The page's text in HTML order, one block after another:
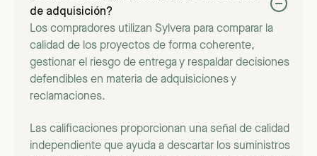
de adquisición?
Los compradores utilizan Sylvera para comparar la
calidad de los proyectos de forma coherente,
gestionar el riesgo de entrega y respaldar decisiones
defendibles en materia de adquisiciones y
reclamaciones.
Las calificaciones proporcionan una señal de calidad
independiente que ayuda a descartar los suministros